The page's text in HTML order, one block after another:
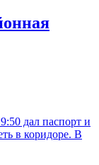
дал паспорт и
в коридоре. В